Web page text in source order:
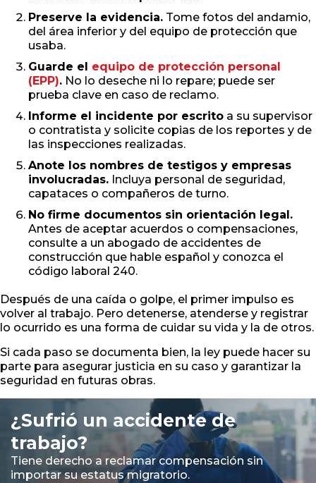
Preserve la evidencia. Tome fotos del andamio,
del área inferior y del equipo de protección que
usaba.
Guarde el equipo de protección personal
(EPP). No lo deseche ni lo repare; puede ser
prueba clave en caso de reclamo.
Informe el incidente por escrito a su supervisor
o contratista y solicite copias de los reportes y de
las inspecciones realizadas.
Anote los nombres de testigos y empresas
involucradas. Incluya personal de seguridad,
capataces o compañeros de turno.
No firme documentos sin orientación legal.
Antes de aceptar acuerdos o compensaciones,
consulte a un abogado de accidentes de
construcción que hable español y conozca el
código laboral 240.
Después de una caída o golpe, el primer impulso es
volver al trabajo. Pero detenerse, atenderse y registrar
lo ocurrido es una forma de cuidar su vida y la de otros.
Si cada paso se documenta bien, la ley puede hacer su
parte para asegurar justicia en su caso y garantizar la
seguridad en futuras obras.
¿Sufrió un accidente de
trabajo?
Tiene derecho a reclamar compensación sin
importar su estatus migratorio.